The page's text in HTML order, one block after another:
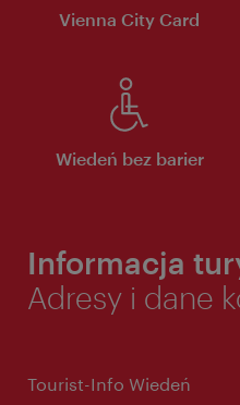
Vienna City Card
Wiedeń bez barier
Informacja
Adresy i dane
Tourist-Info Wiedeń